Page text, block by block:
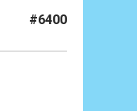
#6400